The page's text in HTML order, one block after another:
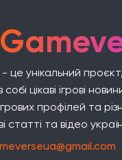
це унікальний
цікаві ігрові
профілей та
статті та відео